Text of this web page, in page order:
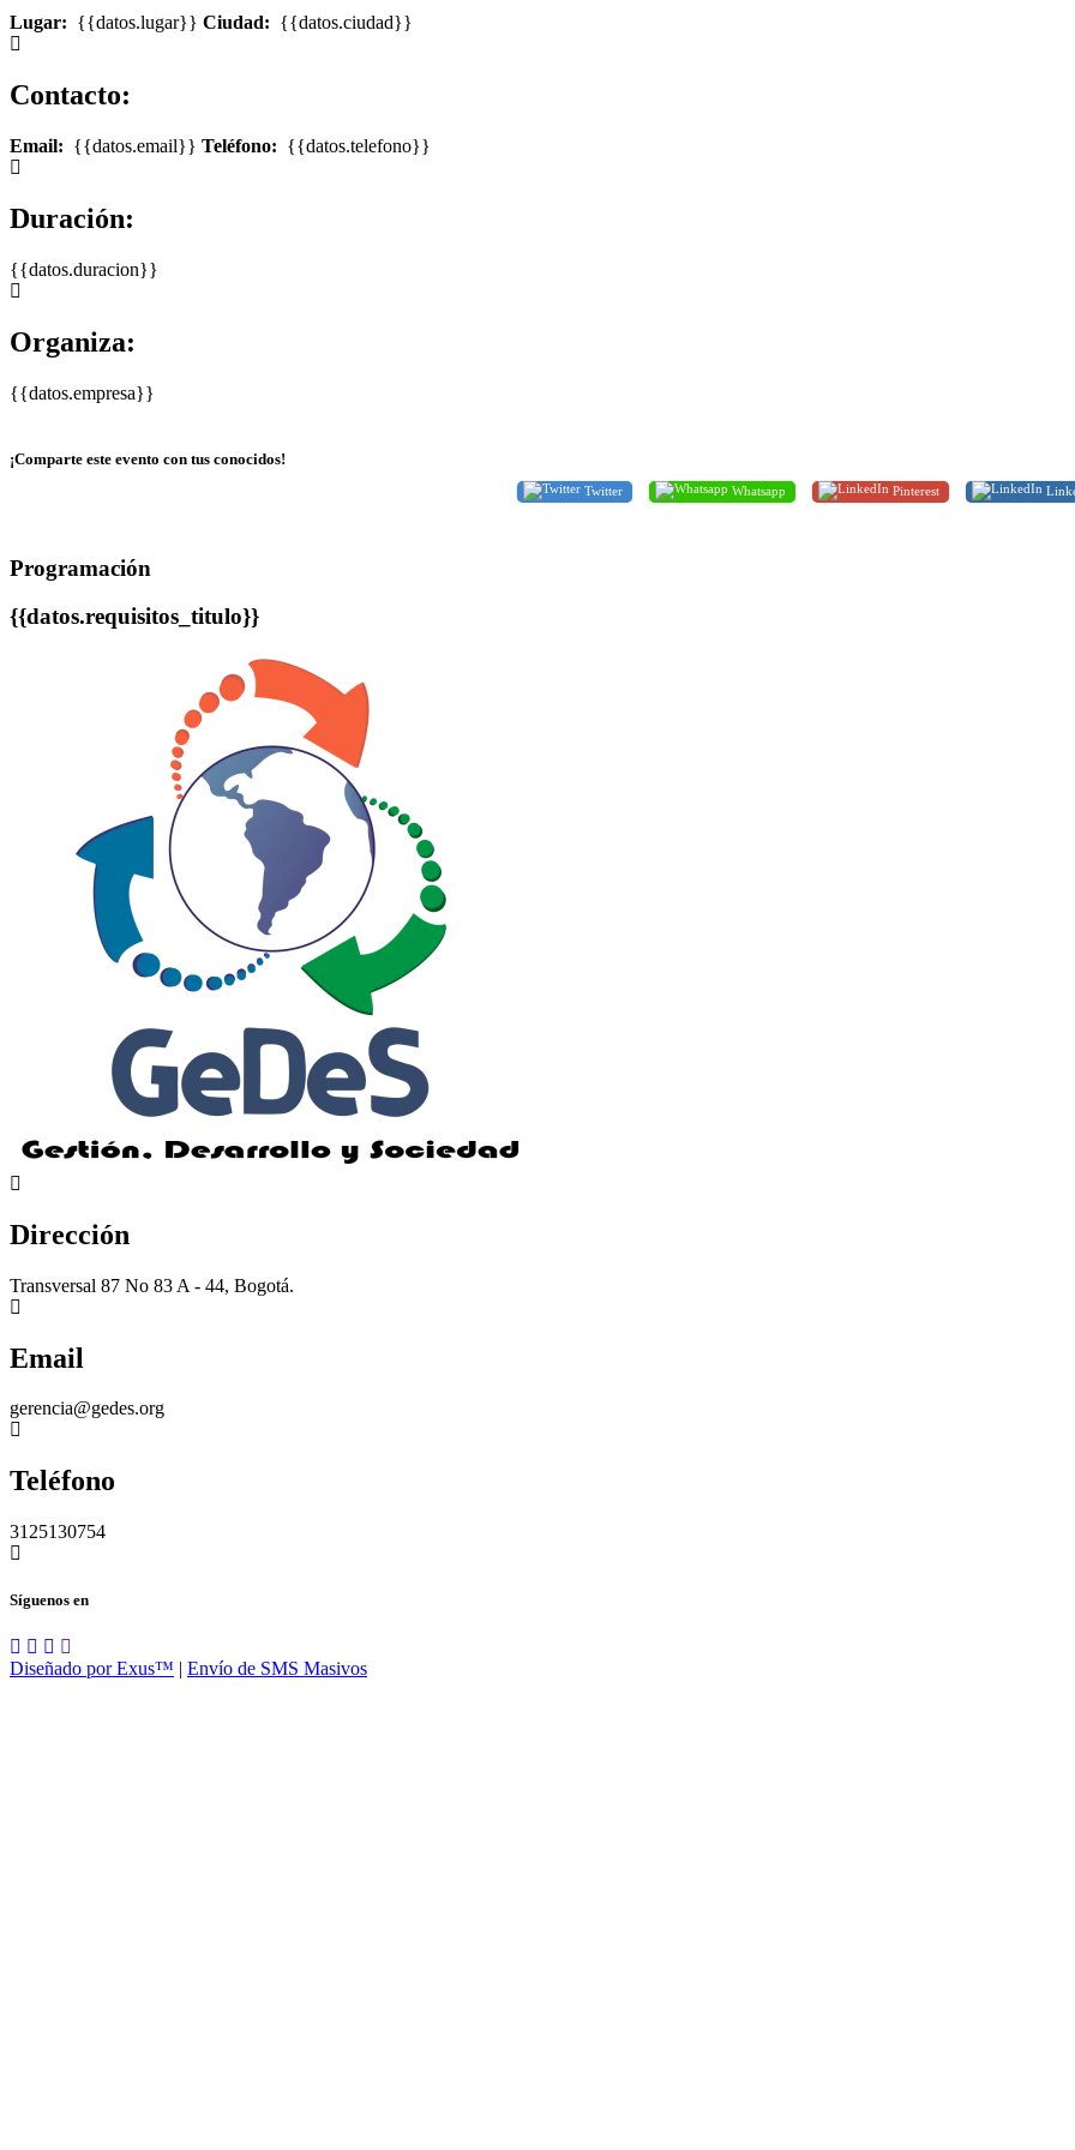
Lugar: {{datos.lugar}} Ciudad: {{datos.ciudad}}
Contacto:
Email: {{datos.email}} Teléfono: {{datos.telefono}}
Duración:
{{datos.duracion}}
Organiza:
{{datos.empresa}}
¡Comparte este evento con tus conocidos!
Twitter Whatsapp Pinterest
Programación
{{datos.requisitos_titulo}}
Dirección
Transversal 87 No 83 A - 44, Bogotá.
Email
gerencia@gedes.org
Teléfono
3125130754
Síguenos en
Diseñado por Exus™ | Envío de SMS Masivos